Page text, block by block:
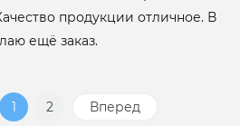
продукции отличное. В
ещё заказ.
1 2 Вперед